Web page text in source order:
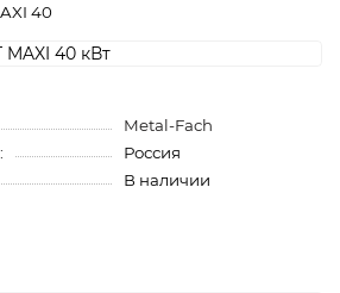
40
Metal-Fach
Россия
В наличии